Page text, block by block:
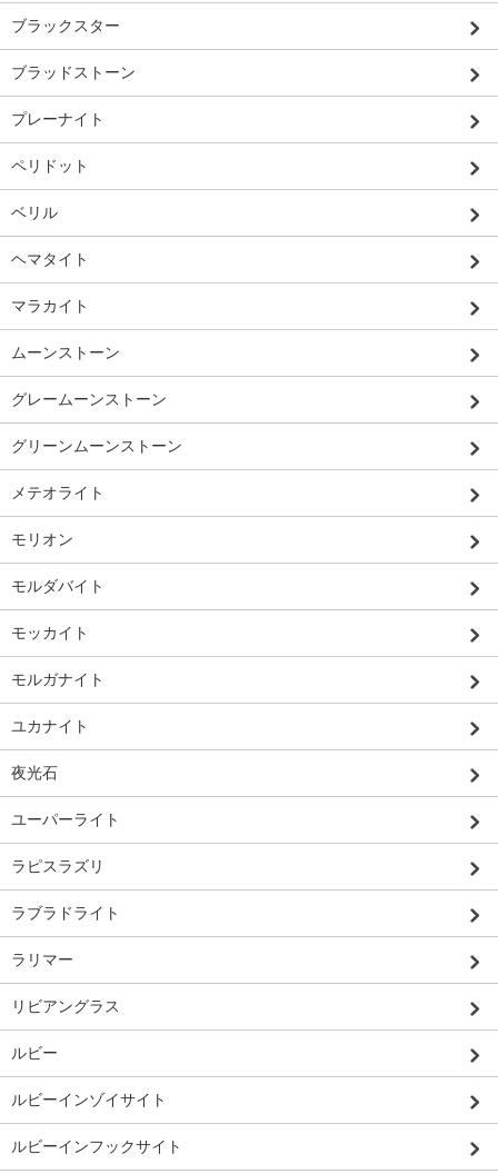
ブラックスター
ブラッドストーン
プレーナイト
ペリドット
ベリル
ヘマタイト
マラカイト
ムーンストーン
グレームーンストーン
グリーンムーンストーン
メテオライト
モリオン
モルダバイト
モッカイト
モルガナイト
ユカナイト
夜光石
ユーパーライト
ラピスラズリ
ラブラドライト
ラリマー
リビアングラス
ルビー
ルビーインゾイサイト
ルビーインフックサイト